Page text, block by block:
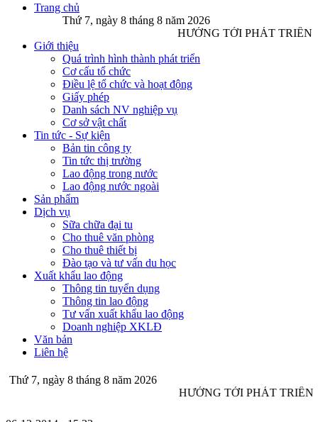
Trang chủ
Thứ 7, ngày 8 tháng 8 năm 2026
HƯỚNG TỚI PHÁT TRIỂN
Giới thiệu
Quá trình hình thành phát triển
Cơ cấu tổ chức
Điều lệ tổ chức và hoạt động
Giấy phép
Danh sách NV nghiệp vụ
Cơ sở vật chất
Tin tức - Sự kiện
Bản tin công ty
Tin tức thị trường
Lao động trong nước
Lao động nước ngoài
Sản phẩm
Dịch vụ
Sữa chữa đại tu
Cho thuê văn phòng
Cho thuê thiết bị
Đào tạo và tư vấn du học
Xuất khẩu lao động
Thông tin tuyển dụng
Thông tin lao động
Tư vấn xuất khẩu lao động
Doanh nghiệp XKLĐ
Văn bản
Liên hệ
Thứ 7, ngày 8 tháng 8 năm 2026
HƯỚNG TỚI PHÁT TRIỂN